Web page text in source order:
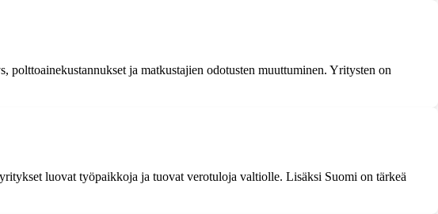
ja matkustajien odotusten muuttuminen. Yritysten on
luovat työpaikkoja ja tuovat verotuloja valtiolle. Lisäksi Suomi on tärkeä